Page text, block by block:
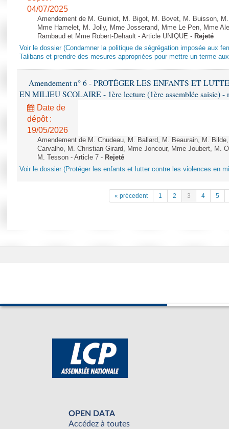
04/07/2025
Amendement de M. Guiniot, M. Bigot, M. Bovet, M. Buisson,
Mme Hamelet, M. Jolly, Mme Josserand, Mme Le Pen, Mme
Rambaud et Mme Robert-Dehault - Article UNIQUE - Rejeté
Voir le dossier (Condamner la politique de ségrégation imposée aux
Talibans et prendre des mesures appropriées pour mettre un terme
Amendement n° 6 - PROTÉGER LES ENFANTS ET
EN MILIEU SCOLAIRE - 1ère lecture (1ère assemblée saisie) -
Date de
dépôt :
19/05/2026
Amendement de M. Chudeau, M. Ballard, M. Beaurain, M.
Carvalho, M. Christian Girard, Mme Joncour, Mme Joubert, M.
M. Tesson - Article 7 - Rejeté
Voir le dossier (Protéger les enfants et lutter contre les violences en
« précedent 1 2 3 4 5
OPEN DATA
Accédez à toutes